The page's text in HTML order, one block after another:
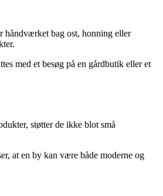
håndværket bag ost, honning eller
med et besøg på en gårdbutik eller et
støtter de ikke blot små
at en by kan være både moderne og